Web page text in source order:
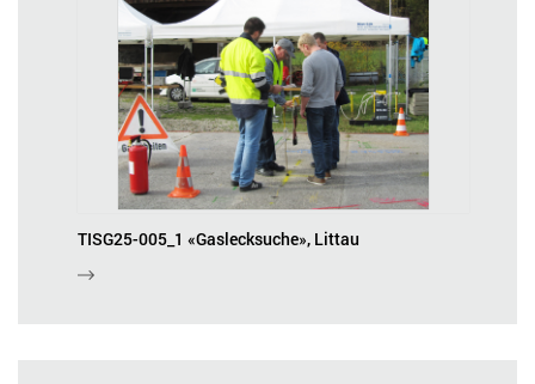
TISG25-005_1 «Gaslecksuche», Littau